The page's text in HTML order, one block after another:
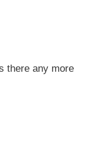
there any more